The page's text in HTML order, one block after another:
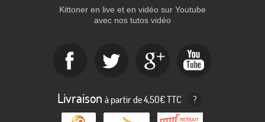
Kittoner en live et en vidéo sur Youtube
avec nos tutos vidéo
Livraison à partir de 4,50€ TTC ?